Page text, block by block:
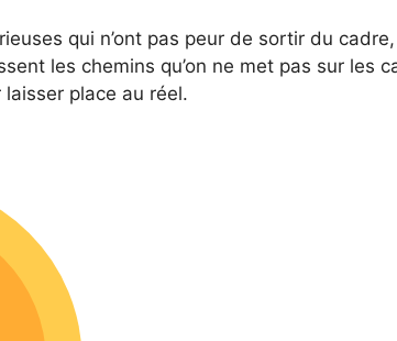
qui n’ont pas peur de sortir du
les chemins qu’on ne met pas sur les
laisser place au réel.